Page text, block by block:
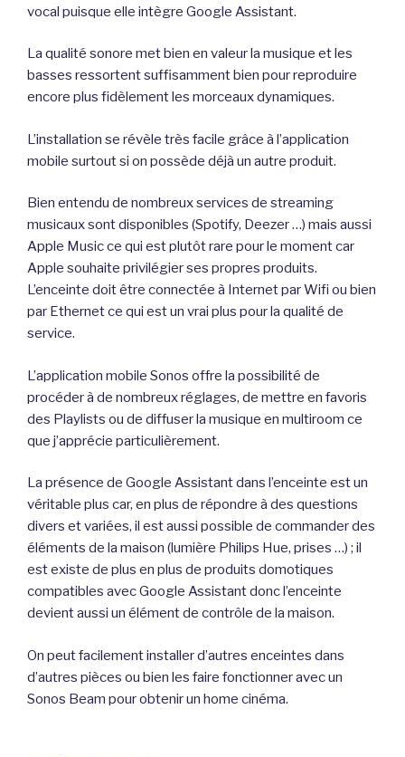
vocal puisque elle intègre Google Assistant.
La qualité sonore met bien en valeur la musique et les
basses ressortent suffisamment bien pour reproduire
encore plus fidèlement les morceaux dynamiques.
L’installation se révèle très facile grâce à l’application
mobile surtout si on possède déjà un autre produit.
Bien entendu de nombreux services de streaming
musicaux sont disponibles (Spotify, Deezer …) mais aussi
Apple Music ce qui est plutôt rare pour le moment car
Apple souhaite privilégier ses propres produits.
L’enceinte doit être connectée à Internet par Wifi ou bien
par Ethernet ce qui est un vrai plus pour la qualité de
service.
L’application mobile Sonos offre la possibilité de
procéder à de nombreux réglages, de mettre en favoris
des Playlists ou de diffuser la musique en multiroom ce
que j’apprécie particulièrement.
La présence de Google Assistant dans l’enceinte est un
véritable plus car, en plus de répondre à des questions
divers et variées, il est aussi possible de commander des
éléments de la maison (lumière Philips Hue, prises …) ; il
est existe de plus en plus de produits domotiques
compatibles avec Google Assistant donc l’enceinte
devient aussi un élément de contrôle de la maison.
On peut facilement installer d’autres enceintes dans
d’autres pièces ou bien les faire fonctionner avec un
Sonos Beam pour obtenir un home cinéma.